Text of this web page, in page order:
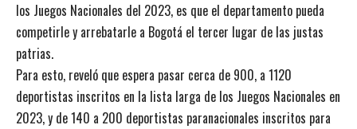
los Juegos Nacionales del 2023, es que el departamento pueda
competirle y arrebatarle a Bogotá el tercer lugar de las justas
patrias.
Para esto, reveló que espera pasar cerca de 900, a 1120
deportistas inscritos en la lista larga de los Juegos Nacionales en
2023, y de 140 a 200 deportistas paranacionales inscritos para